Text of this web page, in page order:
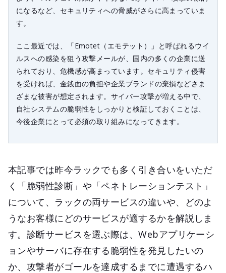
になるなど、セキュリティへの脅威がさらに高まっていま
す。
ここ最近では、「Emotet（エモテット）」と呼ばれるウイ
ルスへの感染を狙う攻撃メールが、国内の多くの企業に送
られており、危機感が高まっています。セキュリティ侵害
を受ければ、金銭面の負担や企業ブランドの棄損などさま
ざまな被害が想定されます。サイバー攻撃が増える中で、
自社システムの脆弱性をしっかりと検証しておくことは、
今後企業にとって必須の取り組みになってきます。
本記事では昨今ラックでも多く引き合いをいただ
く「脆弱性診断」や「ペネトレーションテスト」
について、ラックの両サービスの違いや、どのよ
うなお客様にどのサービスが適するかを解説しま
す。診断サービスを選ぶ際は、Webアプリケーシ
ョンやサーバに存在する脆弱性を発見したいの
か、攻撃者がゴールを達成するまでに遭遇するハ